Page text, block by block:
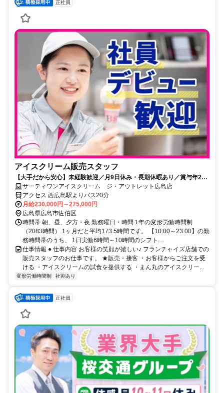
正社員
アイスクリーム販売スタッフ
【大手だから安心】未経験歓迎／月9日休み・長期休暇あり／賞与年2回
／社員割引あり(40％)
サーティワンアイスクリーム ジ・アウトレット広島店
アクセス 西広島駅よりバス20分
月給230,000円～275,000円
広島県広島市佐伯区
時間帯 朝、昼、夕方・夜 勤務曜日・時間 1年の変形労働時間制
（2083時間） 1ヶ月だと平均173.5時間です。 【10:00～23:00】の勤
務時間帯のうち、 1日実働6時間～10時間のシフト...
仕事情報 ● 仕事内容 お客様の笑顔が嬉しい♪ フランチャイズ店舗での
販売スタッフのお仕事です。 ★販売・接客 ・お客様からご注文を受
ける ・アイスクリームの試食を提供する ・まん丸のアイスクリー...
変形労働時間制 社割あり
正社員